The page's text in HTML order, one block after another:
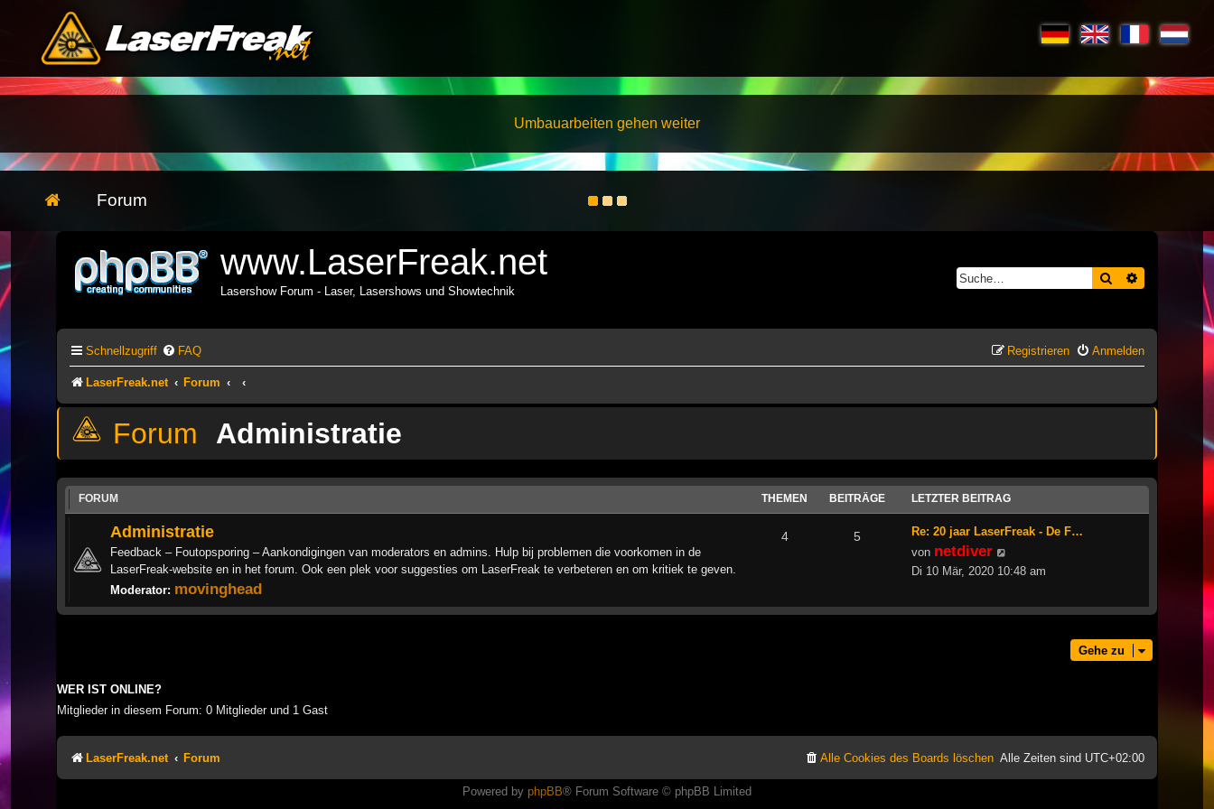
Umbauarbeiten gehen weiter
Forum
www.LaserFreak.net
Lasershow Forum - Laser, Lasershows und Showtechnik
Suche Erweiterte
Schnellzugriff FAQ Anmelden
Registrieren
LaserFreak.net Forum
Administratie
FORUM THEMEN BEITRÄGE LETZTER BEITRAG
Administratie
Feedback – Foutopsporing – Aankondigingen van moderators en admins. Hulp bij problemen die voorkomen in de
LaserFreak-website en in het forum. Ook een plek voor suggesties om LaserFreak te verbeteren en om kritiek te geven.
Moderator: movinghead
4 5
Re: 20 jaar LaserFreak - De F…
von netdiver
Beitrag
Di 10 Mär, 2020 10:48 am
Gehe zu
WER IST ONLINE?
Mitglieder in diesem Forum: 0 Mitglieder und 1 Gast
LaserFreak.net Forum Alle Zeiten sind UTC+02:00
Alle Cookies des Boards löschen
Powered by phpBB® Forum Software © phpBB Limited